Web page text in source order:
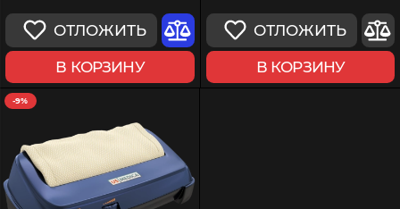
ОТЛОЖИТЬ
В КОРЗИНУ
ОТЛОЖИТЬ
В КОРЗИНУ
-9%